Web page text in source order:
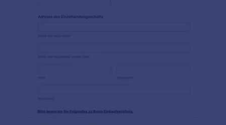
Formulargenerator öffnen, der intuitiv und